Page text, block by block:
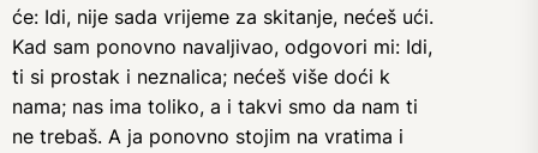
će: Idi, nije sada vrijeme za skitanje, nećeš ući.
Kad sam ponovno navaljivao, odgovori mi: Idi,
ti si prostak i neznalica; nećeš više doći k
nama; nas ima toliko, a i takvi smo da nam ti
ne trebaš. A ja ponovno stojim na vratima i